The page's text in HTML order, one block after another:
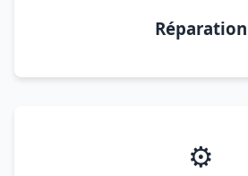
Réparation
⚙️